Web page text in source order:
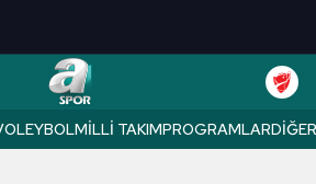
MILLI TAKIMPROGRAMLARDIĞER